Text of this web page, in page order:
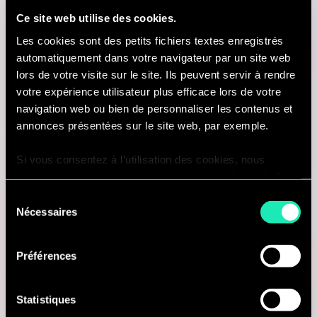
Ce site web utilise des cookies.
Les cookies sont des petits fichiers textes enregistrés
automatiquement dans votre navigateur par un site web
lors de votre visite sur le site. Ils peuvent servir à rendre
votre expérience utilisateur plus efficace lors de votre
navigation web ou bien de personnaliser les contenus et
annonces présentées sur le site web, par exemple.
Si vous consentez à l’utilisation des cookies, nous
consentir à cette utilisation à nouveau. Si vous ne
fonctionnement et ne personnalisera pas votre
Vous pouvez accéder à la liste complète des cookies
Nécessaires
Préférences
Statistiques
Consulting
BANKING
Murex Business Analyst - FX, Rates
& Treasury (Migration Program)
Toronto, Canada